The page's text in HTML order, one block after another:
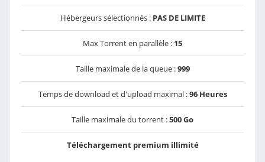
Hébergeurs sélectionnés : PAS DE LIMITE
Max Torrent en parallèle : 15
Taille maximale de la queue :999
Temps de download et d'upload maximal :96 Heures
Taille maximale du torrent :500 Go
Téléchargement premium illimité